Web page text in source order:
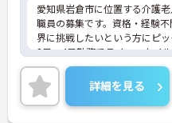
愛知県岩倉市に位置する介護
職員の募集です。資格・経験
界に挑戦したいという方にピ
3日～4日勤務でライフスタイ
可能！各種手当が充実してい
やすい環境が整っています♪ご
イントをお伝えしますので、
い。
詳細を見る